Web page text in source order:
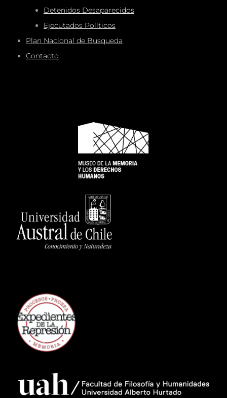
Detenidos Desaparecidos
Ejecutados Políticos
Plan Nacional de Busqueda
Contacto